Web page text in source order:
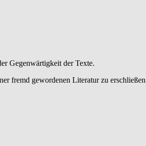
Gegenwärtigkeit der Texte.
fremd gewordenen Literatur zu